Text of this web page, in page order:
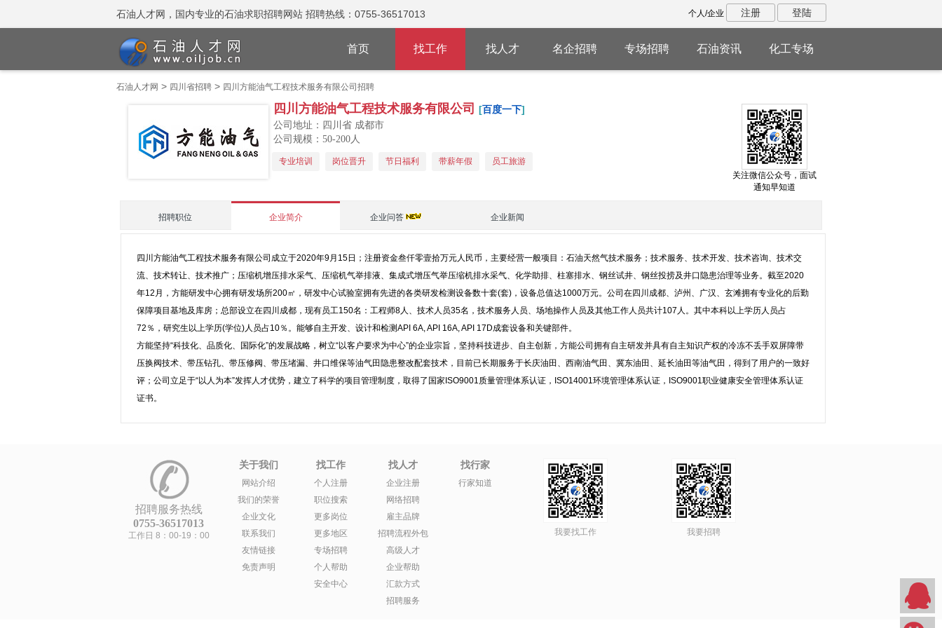
石油人才网，国内专业的石油求职招聘网站 招聘热线：0755-36517013 个人/企业 注册 登陆
首页 找工作 找人才 名企招聘 专场招聘 石油资讯 化工专场
石油人才网 > 四川省招聘> 四川方能油气工程技术服务有限公司招聘
四川方能油气工程技术服务有限公司 [百度一下]
公司地址：四川省 成都市
公司规模：50-200人
专业培训 岗位晋升 节日福利 带薪年假
员工旅游
关注微信公众号，面试
通知早知道
招聘职位 企业简介 企业问答 企业新闻
四川方能油气工程技术服务有限公司成立于2020年9月15日；注册资金叁仟零壹拾万元人民币，主要经营一般项目：石油天然气技术服务；技术服务、技术开发、技术咨询、技术交
流、技术转让、技术推广；压缩机增压排水采气、压缩机气举排液、集成式增压气举压缩机排水采气、化学助排、柱塞排水、钢丝试井、钢丝投捞及井口隐患治理等业务。截至2020
年12月，方能研发中心拥有研发场所200㎡，研发中心试验室拥有先进的各类研发检测设备数十套(套)，设备总值达1000万元。公司在四川成都、泸州、广汉、玄滩拥有专业化的后勤
保障项目基地及库房；总部设立在四川成都，现有员工150名：工程师8人、技术人员35名，技术服务人员、场地操作人员及其他工作人员共计107人。其中本科以上学历人员占
72％，研究生以上学历(学位)人员占10％。能够自主开发、设计和检测API 6A, API 16A, API 17D成套设备和关键部件。
方能坚持“科技化、品质化、国际化”的发展战略，树立“以客户要求为中心”的企业宗旨，坚持科技进步、自主创新，方能公司拥有自主研发并具有自主知识产权的冷冻不丢手双屏障带
压换阀技术、带压钻孔、带压修阀、带压堵漏、井口维保等油气田隐患整改配套技术，目前已长期服务于长庆油田、西南油气田、冀东油田、延长油田等油气田，得到了用户的一致好
评；公司立足于“以人为本”发挥人才优势，建立了科学的项目管理制度，取得了国家ISO9001质量管理体系认证，ISO14001环境管理体系认证，ISO9001职业健康安全管理体系认证
证书。
招聘服务热线
0755-36517013
工作日 8：00-19：00
关于我们
网站介绍
我们的荣誉
企业文化
联系我们
友情链接
免责声明
找工作
个人注册
职位搜索
更多岗位
更多地区
专场招聘
个人帮助
安全中心
找人才
企业注册
网络招聘
雇主品牌
招聘流程外包
高级人才
企业帮助
汇款方式
招聘服务
找行家
行家知道
我要找工作 我要招聘